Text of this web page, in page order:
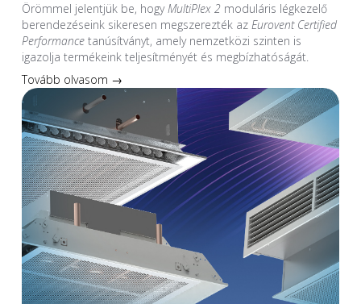
Örömmel jelentjük be, hogyMultiPlex 2moduláris légkezelő
berendezéseink sikeresen megszerezték az Eurovent Certified
Performancetanúsítványt, amely nemzetközi szinten is
igazolja termékeink teljesítményét és megbízhatóságát.
Tovább olvasom →